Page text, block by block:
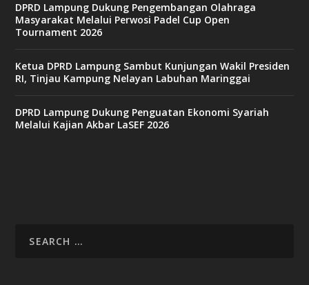
DPRD Lampung Dukung Pengembangan Olahraga
Masyarakat Melalui Perwosi Padel Cup Open
Tournament 2026
Ketua DPRD Lampung Sambut Kunjungan Wakil Presiden
RI, Tinjau Kampung Nelayan Labuhan Maringgai
DPRD Lampung Dukung Penguatan Ekonomi Syariah
Melalui Kajian Akbar LaSEF 2026